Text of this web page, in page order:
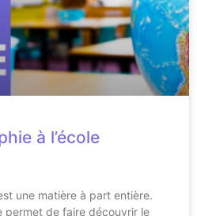
à l’école
une matière à part entière.
permet de faire découvrir le